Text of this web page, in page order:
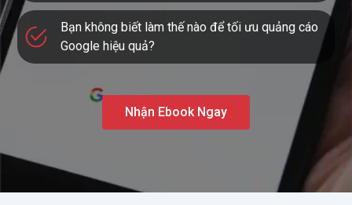
Bạn không biết làm thế nào để tối ưu quảng cáo
Google hiệu quả?
Nhận Ebook Ngay